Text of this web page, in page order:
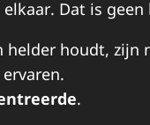
Dat is geen
houdt,
.